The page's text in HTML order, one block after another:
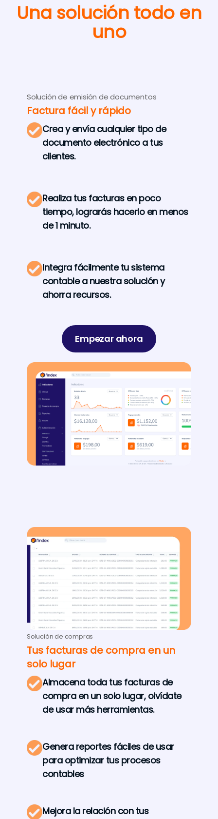
Una solución todo en
uno
Solución de emisión de documentos
Factura fácil y rápido
Crea y envía cualquier tipo de
documento electrónico a tus
clientes.
Realiza tus facturas en poco
tiempo, lograrás hacerlo en menos
de 1 minuto.
Integra fácilmente tu sistema
contable a nuestra solución y
ahorra recursos.
Empezar ahora
Solución de compras
Tus facturas de compra en un
solo lugar
Almacena toda tus facturas de
compra en un solo lugar, olvídate
de usar más herramientas.
Genera reportes fáciles de usar
para optimizar tus procesos
contables
Mejora la relación con tus